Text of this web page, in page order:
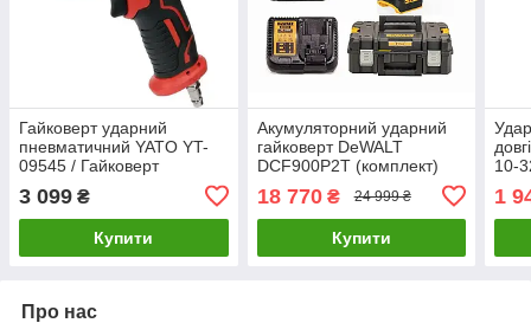
Гайковерт ударний
пневматичний YATO YT-
09545 / Гайковерт
ударный пневматический
YATO
3 099 ₴
Купити
Акумуляторний ударний
гайковерт DeWALT
DCF900P2T (комплект)
1355/1898 Нм, 18В, 2x5Аг
в кейсі TSTAK
18 770₴ 24 999 ₴
Купити
10-
1
Про нас